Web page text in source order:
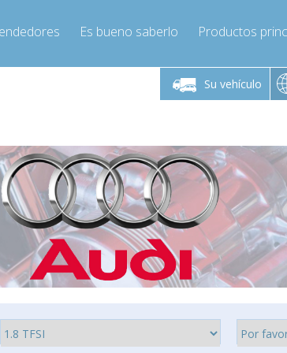
Es bueno saberlo Productos
Su vehículo
a De lunes a viernes de 9:00 a
16:00
Info@compressor-express.es
De lunes a